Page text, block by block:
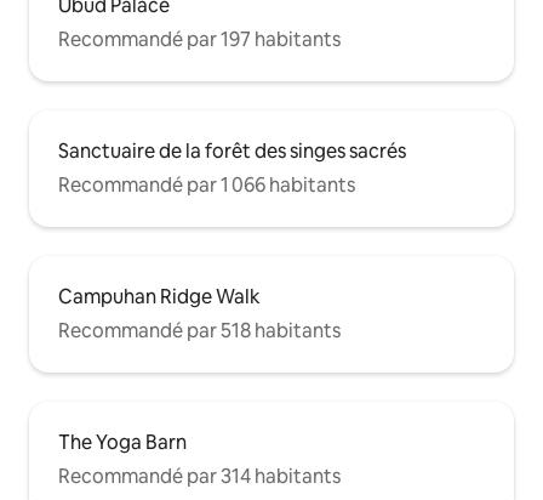
Ubud Palace
Recommandé par 197 habitants
Sanctuaire de la forêt des singes sacrés
Recommandé par 1 066 habitants
Campuhan Ridge Walk
Recommandé par 518 habitants
The Yoga Barn
Recommandé par 314 habitants